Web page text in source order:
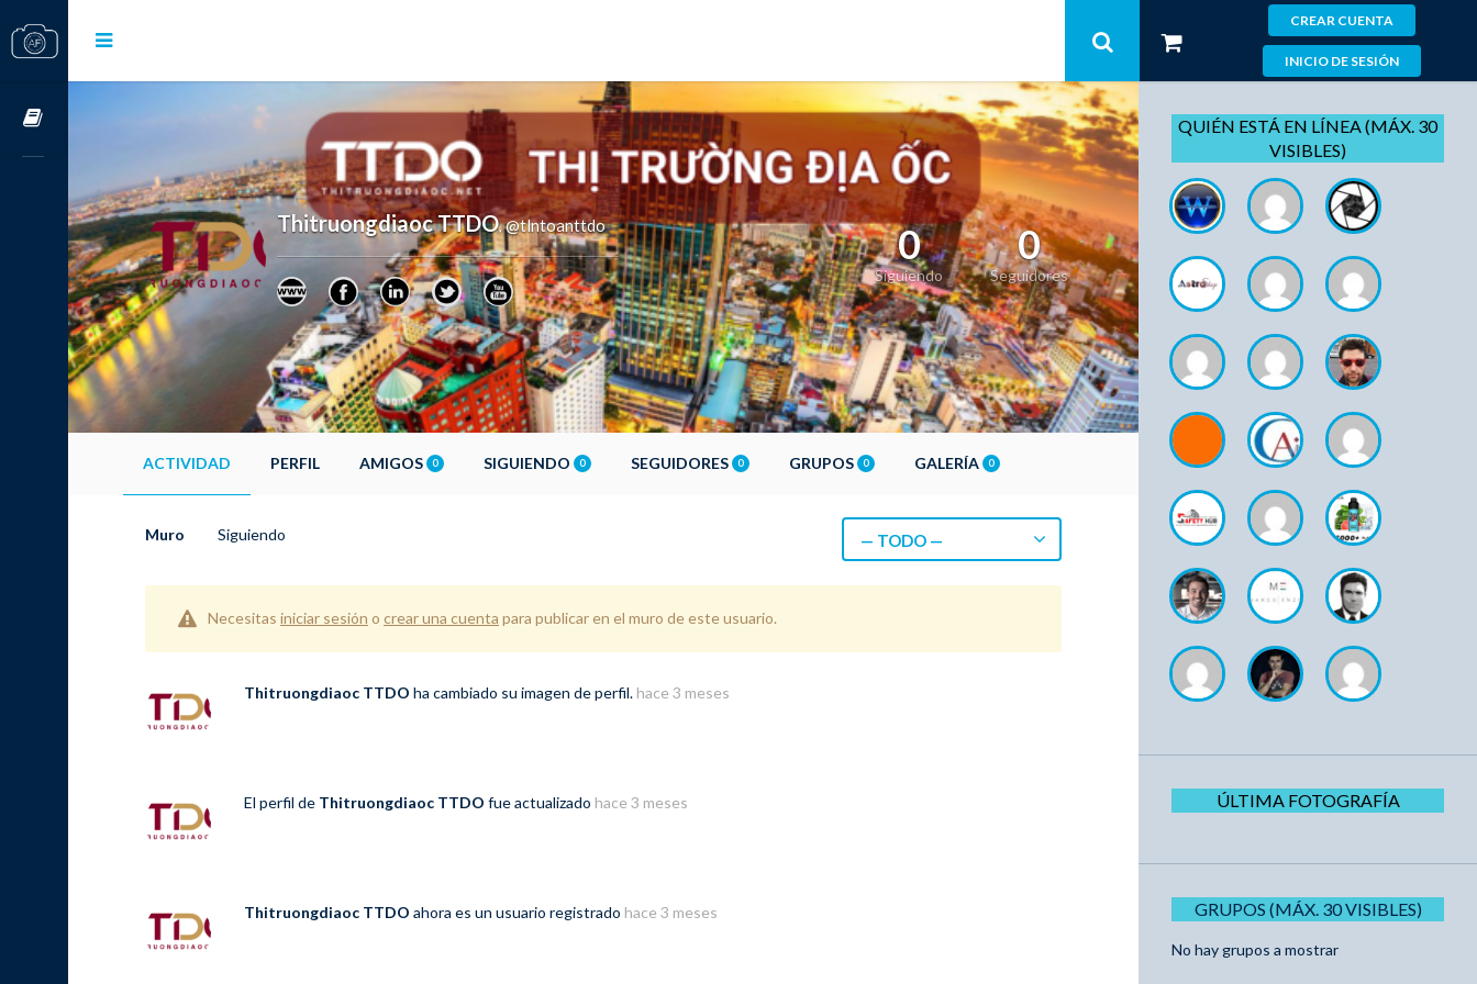
CREAR CUENTA
INICIO DE SESIÓN
Thitruongdiaoc TTDO,@tlntoanttdo 0
Siguiendo
0
Seguidores
ACTIVIDAD PERFIL AMIGOS 0 SIGUIENDO 0 SEGUIDORES 0 GRUPOS 0 GALERÍA 0
Muro Siguiendo — TODO —
Necesitas iniciar sesión o crear una cuenta para publicar en el muro de este usuario.
Thitruongdiaoc TTDO ha cambiado su imagen de perfil. hace 3 meses
El perfil de Thitruongdiaoc TTDO fue actualizado hace 3 meses
Thitruongdiaoc TTDO ahora es un usuario registrado hace 3 meses
QUIÉN ESTÁ EN LÍNEA (MÁX. 30
VISIBLES)
ÚLTIMA FOTOGRAFÍA
GRUPOS (MÁX. 30 VISIBLES)
No hay grupos a mostrar